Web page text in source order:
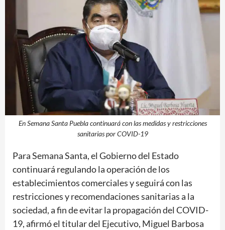
En Semana Santa Puebla continuará con las medidas y restricciones
sanitarias por COVID-19
Para Semana Santa, el Gobierno del Estado
continuará regulando la operación de los
establecimientos comerciales y seguirá con las
restricciones y recomendaciones sanitarias a la
sociedad, a fin de evitar la propagación del COVID-
19, afirmó el titular del Ejecutivo, Miguel Barbosa